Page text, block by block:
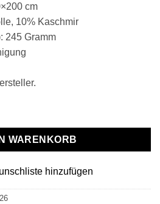
cm
10% Kaschmir
245 Gramm
% Merinowolle,10% Kaschmir "Faro
WARENKORB
hinzufügen